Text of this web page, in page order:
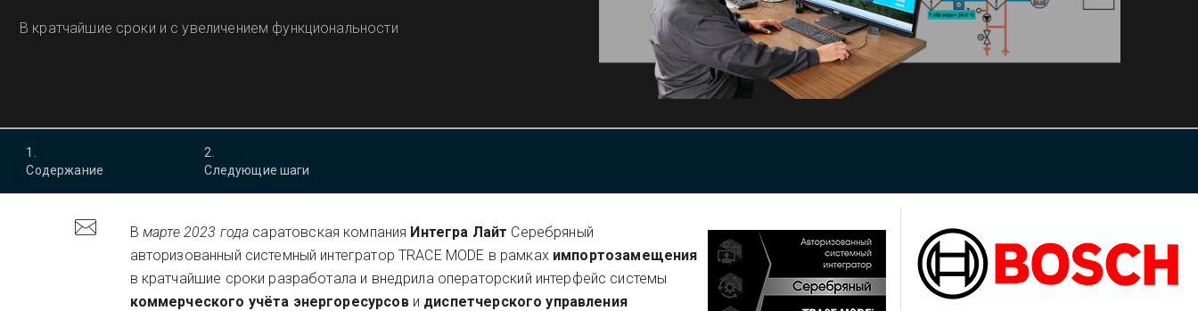
В кратчайшие сроки и с увеличением функциональности
1
Содержание
2
Следующие шаги
В марте 2023 года саратовская компания Интегра Лайт Серебряный
авторизованный системный интегратор TRACE MODE в рамках импортозамещения
в кратчайшие сроки разработала и внедрила операторский интерфейс системы
коммерческого учёта энергоресурсов и диспетчерского управления